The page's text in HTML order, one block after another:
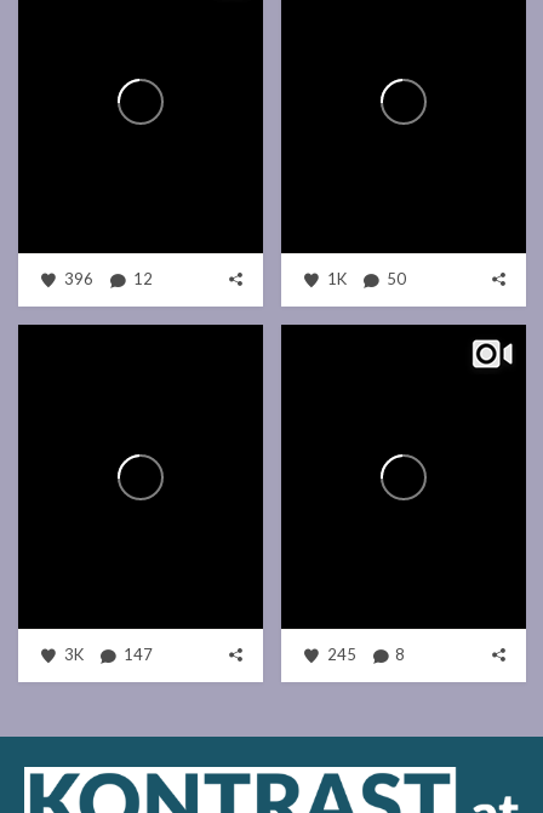
396 12 1K 50
3K 147 245 8